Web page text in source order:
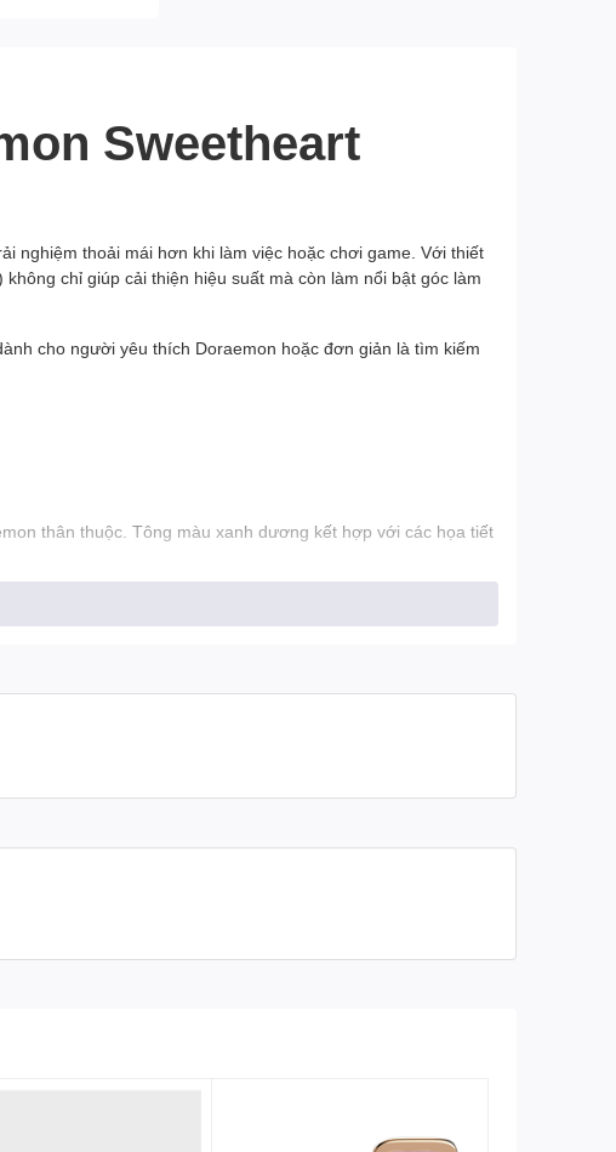
Sweetheart
nghiệm thoải mái hơn khi làm việc hoặc chơi game. Với thiết
không chỉ giúp cải thiện hiệu suất mà còn làm nổi bật góc làm
cho người yêu thích Doraemon hoặc đơn giản là tìm kiếm
thân thuộc. Tông màu xanh dương kết hợp với các họa tiết
Thiết kế này phù hợp với cả người dùng văn phòng, game
chuột một cách thoải mái, đặc biệt hữu ích khi chơi các tựa
di chuyển chuột. Điều này rất quan trọng đối với game thủ
cần không gian làm việc ổn định.